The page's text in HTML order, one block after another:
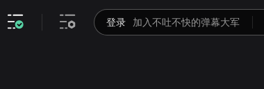
登录 加入不吐不快的弹幕大军